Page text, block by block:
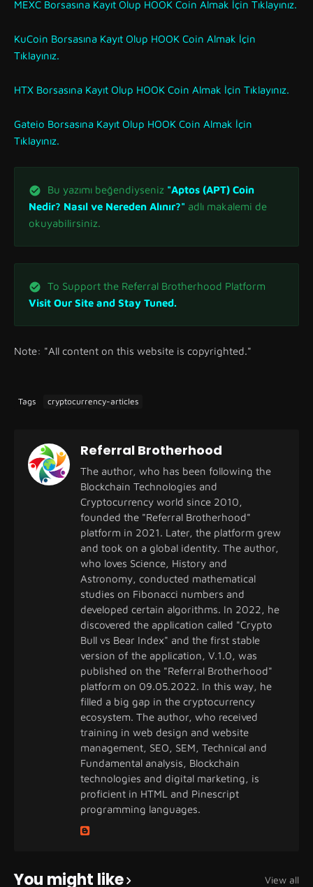
MEXC Borsasına Kayıt Olup HOOK Coin Almak İçin Tıklayınız.
KuCoin Borsasına Kayıt Olup HOOK Coin Almak İçin
Tıklayınız.
HTX Borsasına Kayıt Olup HOOK Coin Almak İçin Tıklayınız.
Gateio Borsasına Kayıt Olup HOOK Coin Almak İçin
Tıklayınız.
Bu yazımı beğendiyseniz "Aptos (APT) Coin
Nedir? Nasıl ve Nereden Alınır?" adlı makalemi de
okuyabilirsiniz.
To Support the Referral Brotherhood Platform
Visit Our Site and Stay Tuned.
Note: "All content on this website is copyrighted."
Tags cryptocurrency-articles
Referral Brotherhood
The author, who has been following the
Blockchain Technologies and
Cryptocurrency world since 2010,
founded the "Referral Brotherhood"
platform in 2021. Later, the platform grew
and took on a global identity. The author,
who loves Science, History and
Astronomy, conducted mathematical
studies on Fibonacci numbers and
developed certain algorithms. In 2022, he
discovered the application called "Crypto
Bull vs Bear Index" and the first stable
version of the application, V.1.0, was
published on the "Referral Brotherhood"
platform on 09.05.2022. In this way, he
filled a big gap in the cryptocurrency
ecosystem. The author, who received
training in web design and website
management, SEO, SEM, Technical and
Fundamental analysis, Blockchain
technologies and digital marketing, is
proficient in HTML and Pinescript
programming languages.
You might like View all